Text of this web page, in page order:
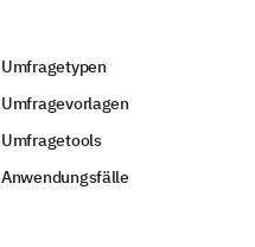
Umfragetypen
Umfragevorlagen
Umfragetools
Anwendungsfälle